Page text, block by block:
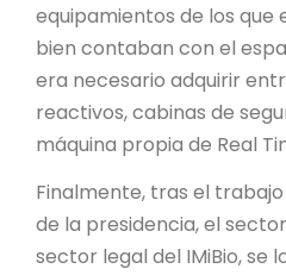
equipamientos de los que
bien contaban con el
era necesario adquirir
reactivos, cabinas de
máquina propia de Real
Finalmente, tras el
de la presidencia, el
sector legal del IMiBio, se